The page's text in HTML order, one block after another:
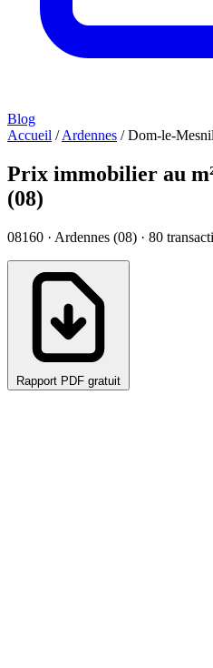
Blog
Accueil / Ardennes / Dom-le-Mesnil
Prix immobilier au
(08)
08160 · Ardennes (08) · 80
Rapport PDF gratuit